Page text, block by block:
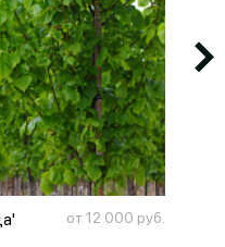
от 12 000 руб.